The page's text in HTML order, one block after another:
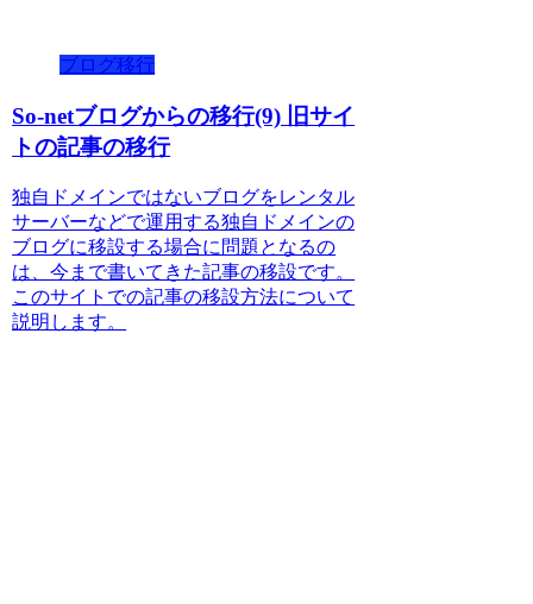
ブログ移行
So-netブログからの移行(9) 旧サイ
トの記事の移行
独自ドメインではないブログをレンタル
サーバーなどで運用する独自ドメインの
ブログに移設する場合に問題となるの
は、今まで書いてきた記事の移設です。
このサイトでの記事の移設方法について
説明します。